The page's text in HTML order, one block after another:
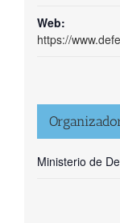
Web:
https://
Ministerio de